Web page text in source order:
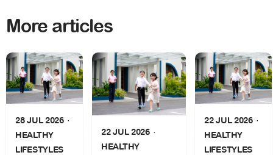
More articles
28 JUL 2026
HEALTHY
LIFESTYLES
22 JUL 2026
HEALTHY
22 JUL 2026
HEALTHY
LIFESTYLES